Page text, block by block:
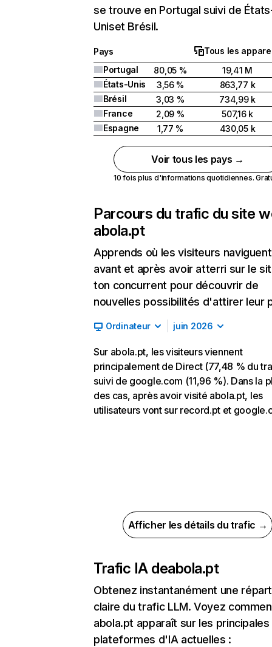
se trouve en Portugal suivi de
Uniset Brésil.
Pays
Tous les
Portugal
80,05 %
19,41 M
États-Unis
3,56 %
863,77 k
Brésil
3,03 %
734,99 k
France
2,09 %
507,16 k
Espagne
1,77 % 430,05 k
Voir tous les pays →
10 fois plus d'informations quotidiennes.
Parcours du trafic du site
abola.pt
Apprends où les visiteurs naviguent
avant et après avoir atterri sur le
ton concurrent pour découvrir de
nouvelles possibilités d'attirer leur
Ordinateur juin 2026
Sur abola.pt, les visiteurs viennent
principalement de Direct (77,48 % du
suivi de google.com (11,96 %). Dans la
des cas, après avoir visité abola.pt, les
utilisateurs vont sur record.pt et
Afficher les détails du trafic →
Trafic IA deabola.pt
Obtenez instantanément une
claire du trafic LLM. Voyez
abola.pt apparaît sur les principales
plateformes d'IA actuelles :